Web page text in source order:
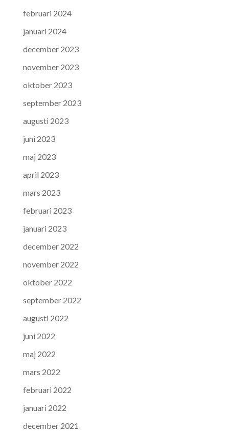
februari 2024
januari 2024
december 2023
november 2023
oktober 2023
september 2023
augusti 2023
juni 2023
maj 2023
april 2023
mars 2023
februari 2023
januari 2023
december 2022
november 2022
oktober 2022
september 2022
augusti 2022
juni 2022
maj 2022
mars 2022
februari 2022
januari 2022
december 2021